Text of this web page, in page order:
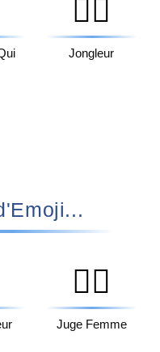
🤹‍♂️
Jongleur
👩‍⚖️
Juge Femme